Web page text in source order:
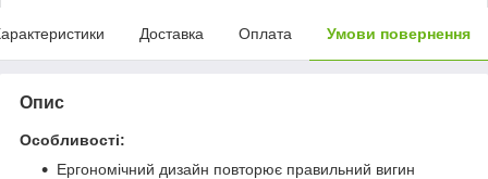
Доставка Оплата Умови повернення
Опис
Особливості:
Ергономічний дизайн повторює правильний вигин